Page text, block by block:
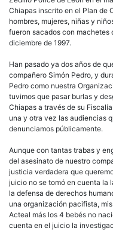
Chiapas inscrito en el Plan de
hombres, mujeres, niñas y
fueron sacados con machetes
diciembre de 1997.
Han pasado ya dos años de
compañero Simón Pedro, y
Pedro como nuestra
tuvimos que pasar burlas y
Chiapas a través de su
una y otra vez las audiencias
denunciamos públicamente.
Aunque con tantas trabas y
del asesinato de nuestro
justicia verdadera que
juicio no se tomó en cuenta la
la defensa de derechos
una organización pacifista,
Acteal más los 4 bebés no
cuenta en el juicio la